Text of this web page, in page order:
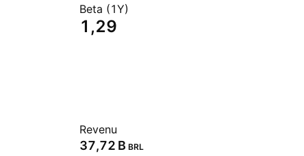
Beta (1Y)
1,29
Revenu
‪37,72 B‬ BRL